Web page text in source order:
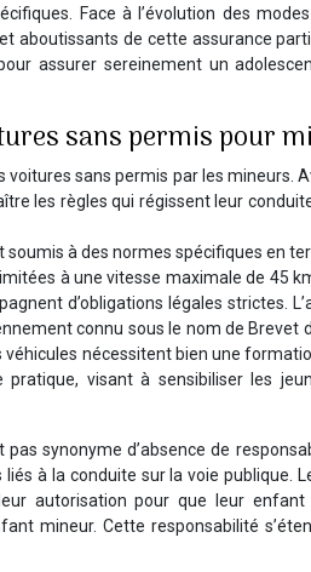
Face à l’évolution des
aboutissants de cette assurance
assurer sereinement un
sans permis pour
sans permis par les mineurs.
les règles qui régissent leur
à des normes spécifiques en
à une vitesse maximale de 45
d’obligations légales strictes.
connu sous le nom de Brevet
nécessitent bien une
visant à sensibiliser les
synonyme d’absence de
à la conduite sur la voie publique.
autorisation pour que leur
mineur. Cette responsabilité